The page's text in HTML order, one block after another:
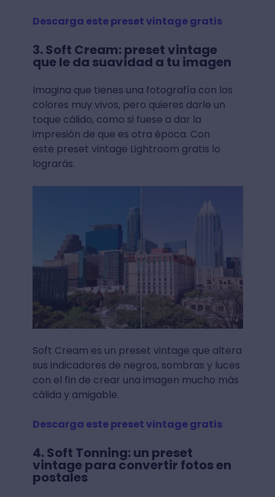
Descarga este preset vintage gratis
3. Soft Cream: preset vintage
que le da suavidad a tu imagen
Imagina que tienes una fotografía con los
colores muy vivos, pero quieres darle un
toque cálido, como si fuese a dar la
impresión de que es otra época. Con
este preset vintage Lightroom gratis lo
lograrás.
Soft Cream es un preset vintage que altera
sus indicadores de negros, sombras y luces
con el fin de crear una imagen mucho más
cálida y amigable.
Descarga este preset vintage gratis
4. Soft Tonning: un preset
vintage para convertir fotos en
postales